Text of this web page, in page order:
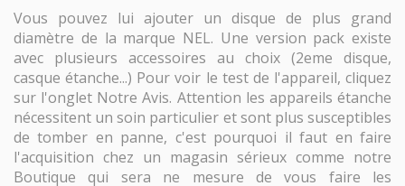
Vous pouvez lui ajouter un disque de plus grand
diamètre de la marque NEL. Une version pack existe
avec plusieurs accessoires au choix (2eme disque,
casque étanche...) Pour voir le test de l'appareil, cliquez
sur l'onglet Notre Avis. Attention les appareils étanche
nécessitent un soin particulier et sont plus susceptibles
de tomber en panne, c'est pourquoi il faut en faire
l'acquisition chez un magasin sérieux comme notre
Boutique qui sera ne mesure de vous faire les